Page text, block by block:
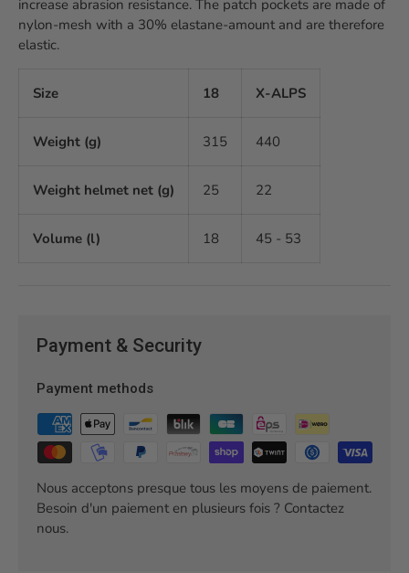
increase abrasion resistance. The patch pockets are made of
nylon-mesh with a 30% elastane-amount and are therefore
elastic.
Size 18 X-ALPS
Weight (g) 315 440
Weight helmet net (g) 25 22
Volume (l) 18 45 - 53
Payment & Security
Payment methods
Nous acceptons presque tous les moyens de paiement.
Besoin d'un paiement en plusieurs fois ? Contactez
nous.